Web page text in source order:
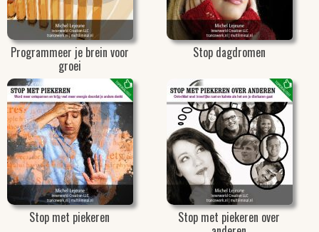
Programmeer je brein voor
groei
Stop dagdromen
Stop met piekeren Stop met piekeren over